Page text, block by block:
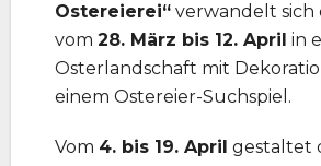
Ostereierei“ verwandelt sich
vom 28. März bis 12. April in
Osterlandschaft mit
einem Ostereier-Suchspiel.
Vom 4. bis 19. April gestaltet